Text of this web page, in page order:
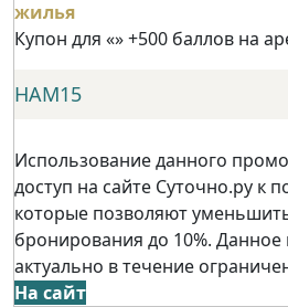
Купон для «» +500 баллов на
НАМ15
Использование данного
доступ на сайте Суточно.ру к
которые позволяют
бронирования до 10%.
актуально в течение
На сайт